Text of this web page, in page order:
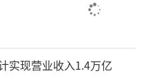
平台后迎刃而解。
，更提供了开放的
力”，不需要自己
实现营业收入1.4万亿